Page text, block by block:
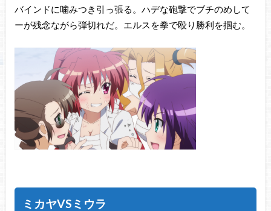
バインドに噛みつき引っ張る。ハデな砲撃でブチのめして
ーが残念ながら弾切れだ。エルスを拳で殴り勝利を掴む。
ミカヤVSミウラ